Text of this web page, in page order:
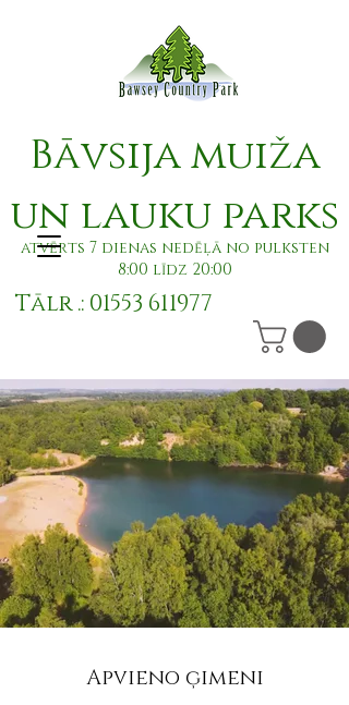
Bāvsija muiža
un lauku parks
atvērts 7 dienas nedēļā no pulksten
8:00 līdz 20:00
Tālr .: 01553 611977
Apvieno ģimeni